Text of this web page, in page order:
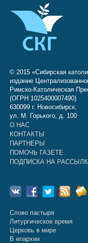
© 2015 «Сибирская
издание
Римско-Католическая
(ОГРН 1025400007490)
630099 г. Новосибирск,
ул. М. Горького, д. 100
О НАС
КОНТАКТЫ
ПАРТНЕРЫ
ПОМОЧЬ ГАЗЕТЕ
ПОДПИСКА НА
Слово пастыря
Литургическое время
Церковь в мире
В епархии